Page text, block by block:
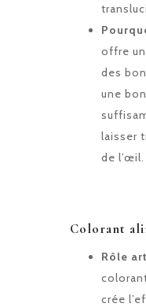
offre
des
une
laisser
de l’œil.
Colorant
Rôle
crée